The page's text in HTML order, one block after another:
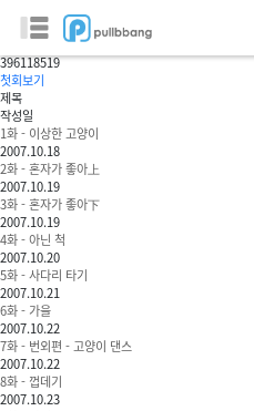
*유키*
396118519
첫회보기
제목
작성일
1화 - 이상한 고양이
2007.10.18
2화 - 혼자가 좋아上
2007.10.19
3화 - 혼자가 좋아下
2007.10.19
4화 - 아닌 척
2007.10.20
5화 - 사다리 타기
2007.10.21
6화 - 가을
2007.10.22
7화 - 번외편 - 고양이 댄스
2007.10.22
8화 - 껍데기
2007.10.23